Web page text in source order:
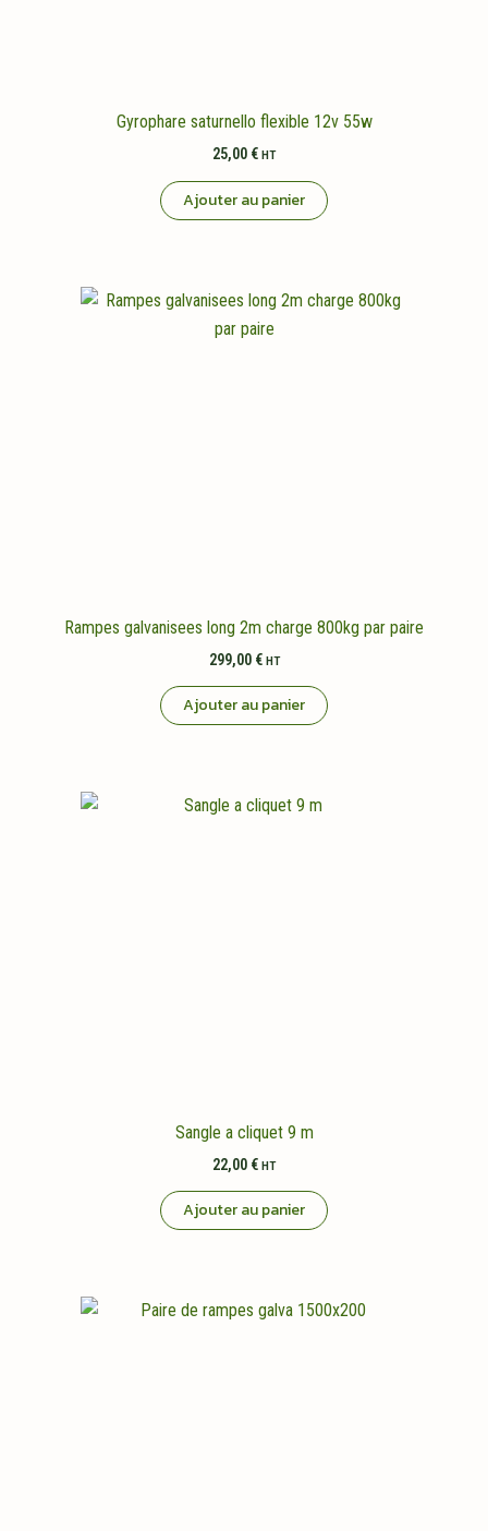
Gyrophare saturnello flexible 12v 55w
25,00 € HT
Ajouter au panier
Rampes galvanisees long 2m charge 800kg par paire
299,00 € HT
Ajouter au panier
Sangle a cliquet 9 m
22,00 € HT
Ajouter au panier